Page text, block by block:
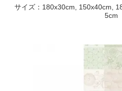
サイズ：180x30cm, 150x40cm,
5cm